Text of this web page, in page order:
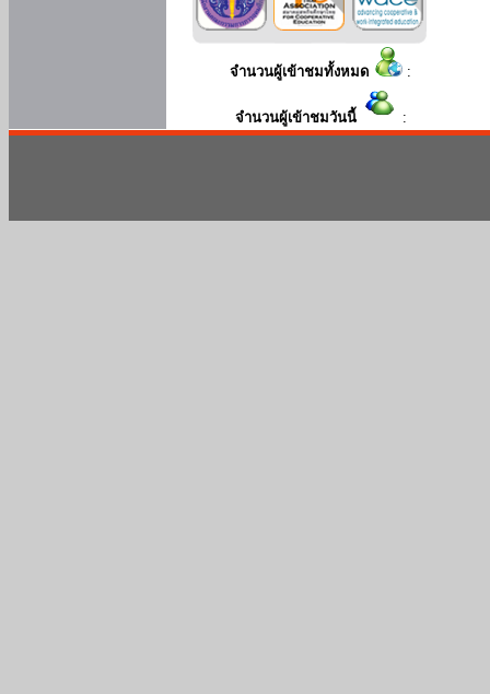
จำนวนผู้เข้าชมทั้งหมด :
จำนวนผู้เข้าชมวันนี้ :